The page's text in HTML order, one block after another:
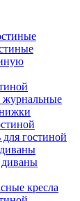
гостиной
кресла